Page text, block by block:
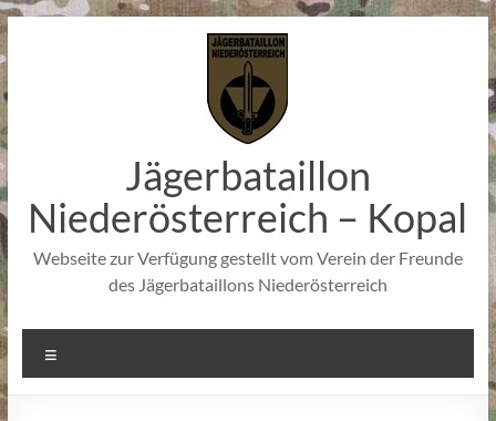
Zum
springen
Jägerbataillon
Niederösterreich – Kopal
Webseite zur Verfügung gestellt vom Verein der Freunde
des Jägerbataillons Niederösterreich